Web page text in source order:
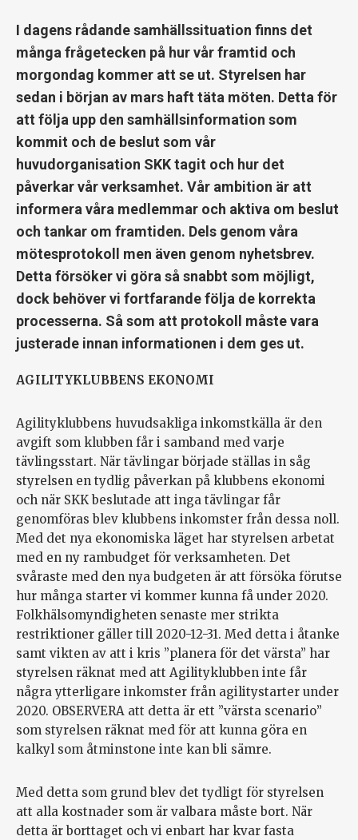
I dagens rådande samhällssituation finns det
många frågetecken på hur vår framtid och
morgondag kommer att se ut. Styrelsen har
sedan i början av mars haft täta möten. Detta för
att följa upp den samhällsinformation som
kommit och de beslut som vår
huvudorganisation SKK tagit och hur det
påverkar vår verksamhet. Vår ambition är att
informera våra medlemmar och aktiva om beslut
och tankar om framtiden. Dels genom våra
mötesprotokoll men även genom nyhetsbrev.
Detta försöker vi göra så snabbt som möjligt,
dock behöver vi fortfarande följa de korrekta
processerna. Så som att protokoll måste vara
justerade innan informationen i dem ges ut.
AGILITYKLUBBENS EKONOMI
Agilityklubbens huvudsakliga inkomstkälla är den
avgift som klubben får i samband med varje
tävlingsstart. När tävlingar började ställas in såg
styrelsen en tydlig påverkan på klubbens ekonomi
och när SKK beslutade att inga tävlingar får
genomföras blev klubbens inkomster från dessa noll.
Med det nya ekonomiska läget har styrelsen arbetat
med en ny rambudget för verksamheten. Det
svåraste med den nya budgeten är att försöka förutse
hur många starter vi kommer kunna få under 2020.
Folkhälsomyndigheten senaste mer strikta
restriktioner gäller till 2020-12-31. Med detta i åtanke
samt vikten av att i kris ”planera för det värsta” har
styrelsen räknat med att Agilityklubben inte får
några ytterligare inkomster från agilitystarter under
2020. OBSERVERA att detta är ett ”värsta scenario”
som styrelsen räknat med för att kunna göra en
kalkyl som åtminstone inte kan bli sämre.
Med detta som grund blev det tydligt för styrelsen
att alla kostnader som är valbara måste bort. När
detta är borttaget och vi enbart har kvar fasta